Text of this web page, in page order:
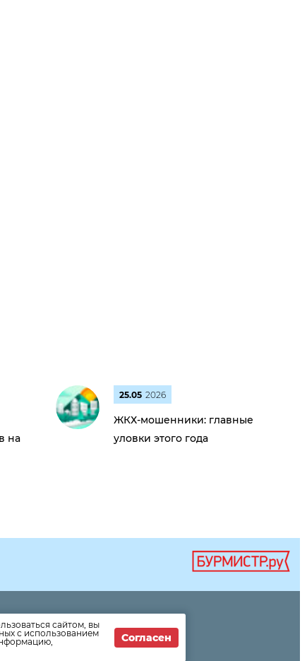
на
25.05 2026
ЖКХ-мошенники: главные
уловки этого года
сайтом, вы
с использованием
Согласен